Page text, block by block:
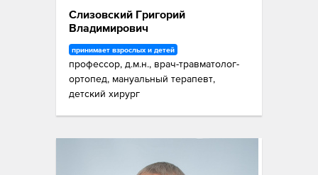
Слизовский Григорий
Владимирович
принимает взрослых и детей
профессор, д.м.н., врач-травматолог-
ортопед, мануальный терапевт,
детский хирург